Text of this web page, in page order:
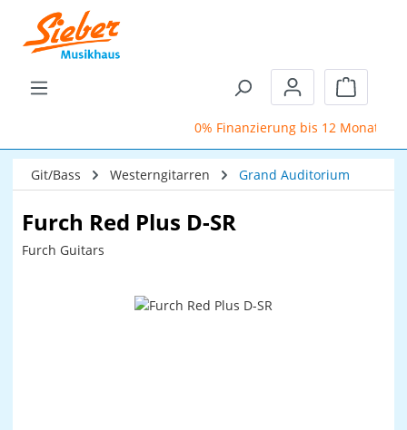
Zum Hauptinhalt springen
0% Finanzierung bis 12 Monate
Git/Bass Westerngitarren Grand Auditorium
Furch Red Plus D-SR
Furch Guitars
Bildergalerie überspringen